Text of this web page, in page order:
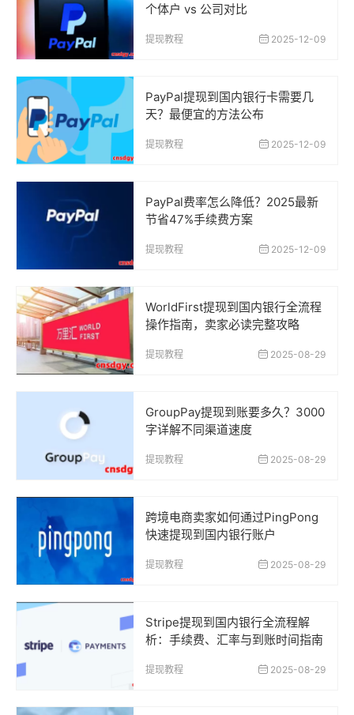
个体户 vs 公司对比
提现教程 2025-12-09
PayPal提现到国内银行卡需要几
天？最便宜的方法公布
提现教程 2025-12-09
PayPal费率怎么降低？2025最新
节省47%手续费方案
提现教程 2025-12-09
WorldFirst提现到国内银行全流程
操作指南，卖家必读完整攻略
提现教程 2025-08-29
GroupPay提现到账要多久？3000
字详解不同渠道速度
提现教程 2025-08-29
跨境电商卖家如何通过PingPong
快速提现到国内银行账户
提现教程 2025-08-29
Stripe提现到国内银行全流程解
析：手续费、汇率与到账时间指南
提现教程 2025-08-29